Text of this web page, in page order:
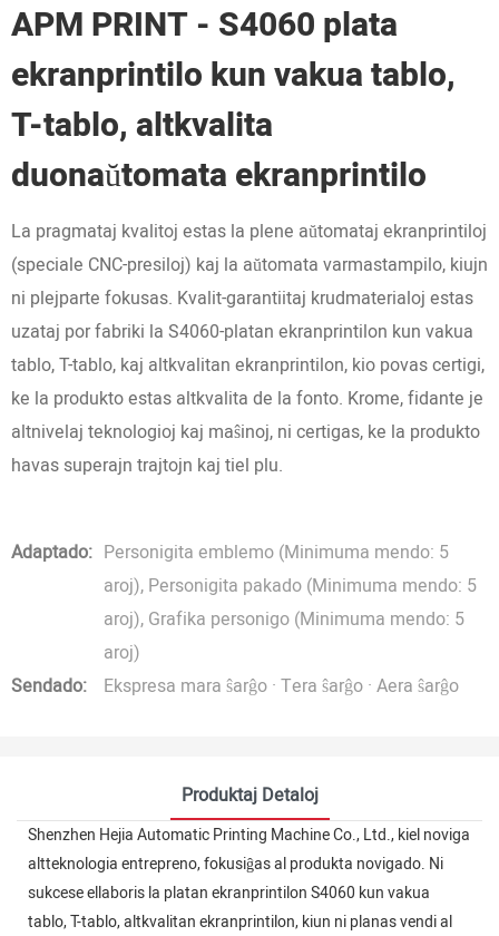
APM PRINT - S4060 plata
ekranprintilo kun vakua tablo,
T-tablo, altkvalita
duonaŭtomata ekranprintilo
La pragmataj kvalitoj estas la plene aŭtomataj ekranprintiloj
(speciale CNC-presiloj) kaj la aŭtomata varmastampilo, kiujn
ni plejparte fokusas. Kvalit-garantiitaj krudmaterialoj estas
uzataj por fabriki la S4060-platan ekranprintilon kun vakua
tablo, T-tablo, kaj altkvalitan ekranprintilon, kio povas certigi,
ke la produkto estas altkvalita de la fonto. Krome, fidante je
altnivelaj teknologioj kaj maŝinoj, ni certigas, ke la produkto
havas superajn trajtojn kaj tiel plu.
Adaptado: Personigita emblemo (Minimuma mendo: 5
aroj), Personigita pakado (Minimuma mendo: 5
aroj), Grafika personigo (Minimuma mendo: 5
aroj)
Sendado:
Ekspresa mara ŝarĝo · Tera ŝarĝo · Aera ŝarĝo
Produktaj Detaloj
Shenzhen Hejia Automatic Printing Machine Co., Ltd., kiel noviga
altteknologia entrepreno, fokusiĝas al produkta novigado. Ni
sukcese ellaboris la platan ekranprintilon S4060 kun vakua
tablo, T-tablo, altkvalitan ekranprintilon, kiun ni planas vendi al